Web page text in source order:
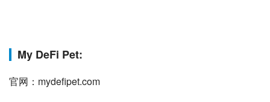
My DeFi Pet:
官网：mydefipet.com